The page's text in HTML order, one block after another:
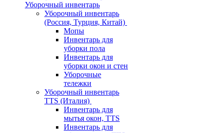
Уборочный инвентарь
Уборочный инвентарь
(Россия, Турция, Китай)
Мопы
Инвентарь для
уборки пола
Инвентарь для
уборки окон и стен
Уборочные
тележки
Уборочный инвентарь
TTS (Италия)
Инвентарь для
мытья окон, TTS
Инвентарь для